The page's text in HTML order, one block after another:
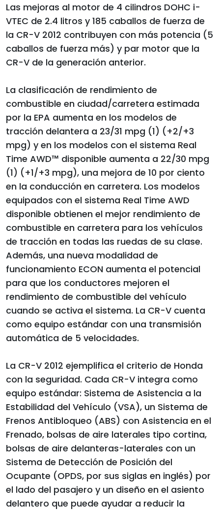
Las mejoras al motor de 4 cilindros DOHC i-
VTEC de 2.4 litros y 185 caballos de fuerza de
la CR-V 2012 contribuyen con más potencia (5
caballos de fuerza más) y par motor que la
CR-V de la generación anterior.
La clasificación de rendimiento de
combustible en ciudad/carretera estimada
por la EPA aumenta en los modelos de
tracción delantera a 23/31 mpg (1) (+2/+3
mpg) y en los modelos con el sistema Real
Time AWD™ disponible aumenta a 22/30 mpg
(1) (+1/+3 mpg), una mejora de 10 por ciento
en la conducción en carretera. Los modelos
equipados con el sistema Real Time AWD
disponible obtienen el mejor rendimiento de
combustible en carretera para los vehículos
de tracción en todas las ruedas de su clase.
Además, una nueva modalidad de
funcionamiento ECON aumenta el potencial
para que los conductores mejoren el
rendimiento de combustible del vehículo
cuando se activa el sistema. La CR-V cuenta
como equipo estándar con una transmisión
automática de 5 velocidades.
La CR-V 2012 ejemplifica el criterio de Honda
con la seguridad. Cada CR-V integra como
equipo estándar: Sistema de Asistencia a la
Estabilidad del Vehículo (VSA), un Sistema de
Frenos Antibloqueo (ABS) con Asistencia en el
Frenado, bolsas de aire laterales tipo cortina,
bolsas de aire delanteras-laterales con un
Sistema de Detección de Posición del
Ocupante (OPDS, por sus siglas en inglés) por
el lado del pasajero y un diseño en el asiento
delantero que puede ayudar a reducir la